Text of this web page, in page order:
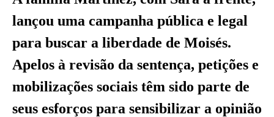
lançou uma campanha pública e legal
para buscar a liberdade de Moisés.
Apelos à revisão da sentença, petições e
mobilizações sociais têm sido parte de
seus esforços para sensibilizar a opinião